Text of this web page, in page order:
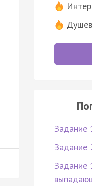
Задание
Задание
Задание